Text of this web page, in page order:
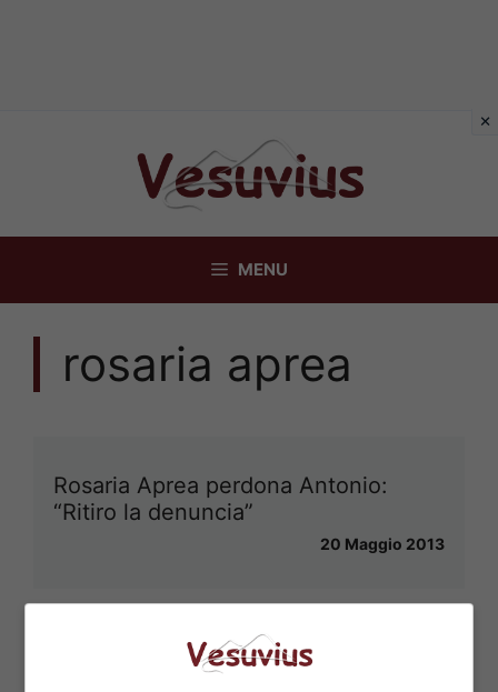
MENU
rosaria aprea
Rosaria Aprea perdona Antonio:
“Ritiro la denuncia”
20 Maggio 2013